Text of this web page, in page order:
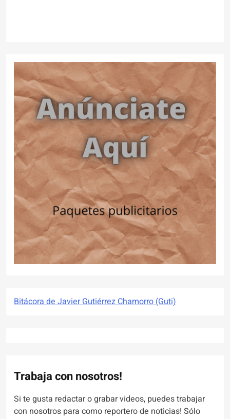
Bitácora de Javier Gutiérrez Chamorro (Guti)
Trabaja con nosotros!
Si te gusta redactar o grabar videos, puedes trabajar
con nosotros para como reportero de noticias! Sólo